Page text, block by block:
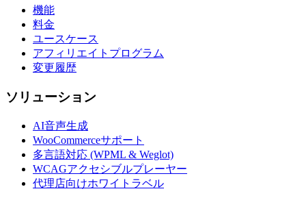
機能
料金
ユースケース
アフィリエイトプログラム
変更履歴
ソリューション
AI音声生成
WooCommerceサポート
多言語対応 (WPML & Weglot)
WCAGアクセシブルプレーヤー
代理店向けホワイトラベル